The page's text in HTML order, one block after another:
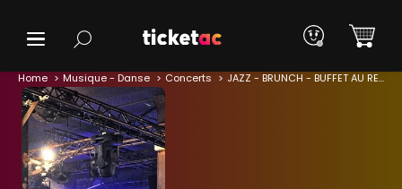
Home Musique - Danse Concerts JAZZ - BRUNCH - BUFFET AU RESERVOIR